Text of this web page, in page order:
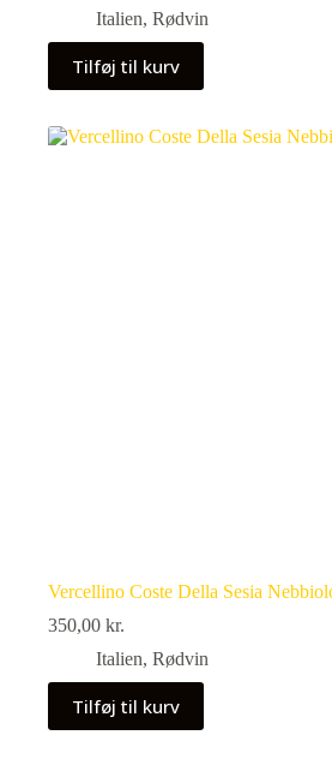
Italien, Rødvin
Tilføj til kurv
Vercellino Coste Della Sesia
350,00 kr.
Italien, Rødvin
Tilføj til kurv